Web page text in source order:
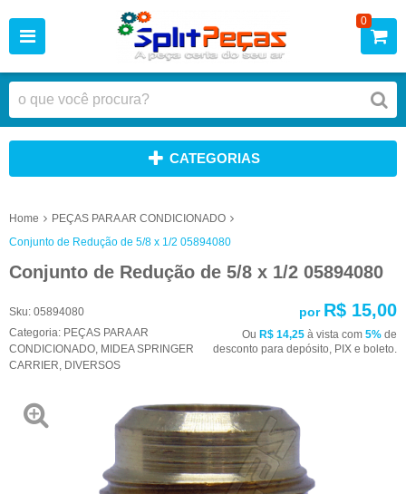
0
CATEGORIAS
Home
PEÇAS PARA AR CONDICIONADO
Conjunto de Redução de 5/8 x 1/2 05894080
Conjunto de Redução de 5/8 x 1/2 05894080
Sku: 05894080
Categoria: PEÇAS PARA AR
CONDICIONADO MIDEA SPRINGER
CARRIER DIVERSOS
por R$ 15,00
Ou R$ 14,25 à vista com 5% de
desconto para depósito, PIX e boleto.